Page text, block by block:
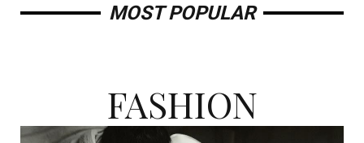
MOST POPULAR
FASHION